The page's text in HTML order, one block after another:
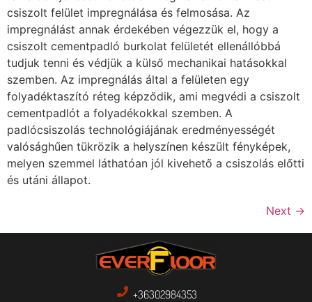
csiszolt felület impregnálása és felmosása. Az
impregnálást annak érdekében végezzük el, hogy a
csiszolt cementpadló burkolat felületét ellenállóbbá
tudjuk tenni és védjük a külső mechanikai hatásokkal
szemben. Az impregnálás által a felületen egy
folyadéktaszító réteg képződik, ami megvédi a csiszolt
cementpadlót a folyadékokkal szemben. A
padlócsiszolás technológiájának eredményességét
valósághűen tükrözik a helyszínen készült fényképek,
melyen szemmel láthatóan jól kivehető a csiszolás előtti
és utáni állapot.
Next →
+36302984353